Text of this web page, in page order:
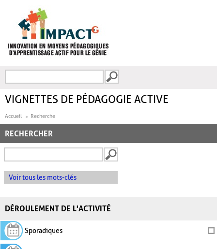
FORMULAIRE DE
VIGNETTES DE PÉDAGOGIE ACTIVE
Accueil Recherche
RECHERCHER
Voir tous les mots-clés
DÉROULEMENT DE L'ACTIVITÉ
Sporadiques